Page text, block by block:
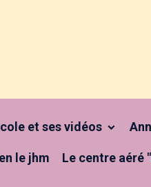
et ses vidéos
le jhm Le centre aéré